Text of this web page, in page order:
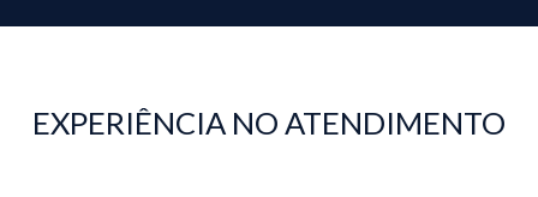
EXPERIÊNCIA NO ATENDIMENTO